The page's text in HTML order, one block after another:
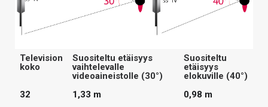
Television
koko
Suositeltu etäisyys
vaihtelevalle
videoaineistolle (30°)
Suositeltu
etäisyys
elokuville (40°)
32
1,33 m
0,98 m